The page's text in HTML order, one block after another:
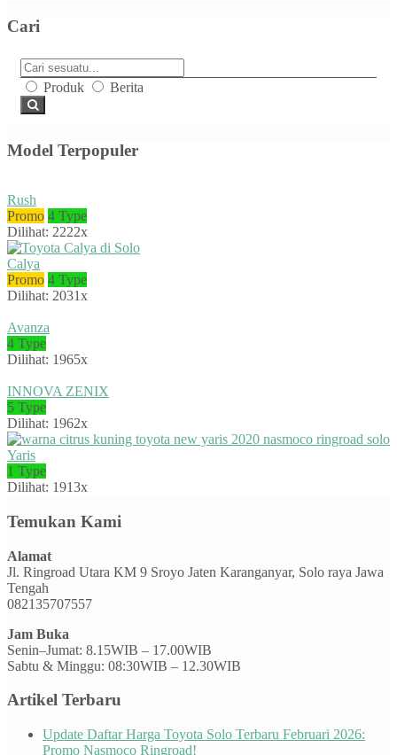
Cari
Produk Berita
Model Terpopuler
Rush
Promo 4 Type
Dilihat: 2222x
Calya
Promo 4 Type
Dilihat: 2031x
Avanza
4 Type
Dilihat: 1965x
INNOVA ZENIX
5 Type
Dilihat: 1962x
Yaris
1 Type
Dilihat: 1913x
Temukan Kami
Alamat
Jl. Ringroad Utara KM 9 Sroyo Jaten Karanganyar, Solo raya Jawa
Tengah
082135707557
Jam Buka
Senin–Jumat: 8.15WIB – 17.00WIB
Sabtu & Minggu: 08:30WIB – 12.30WIB
Artikel Terbaru
Update Daftar Harga Toyota Solo Terbaru Februari 2026:
Promo Nasmoco Ringroad!